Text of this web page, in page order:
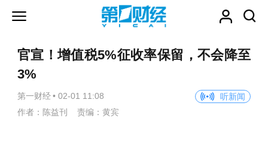
官宣！增值税5%征收率保留，不会降至
3%
第一财经 • 02-01 11:08
听新闻
作者：陈益刊 责编：黄宾